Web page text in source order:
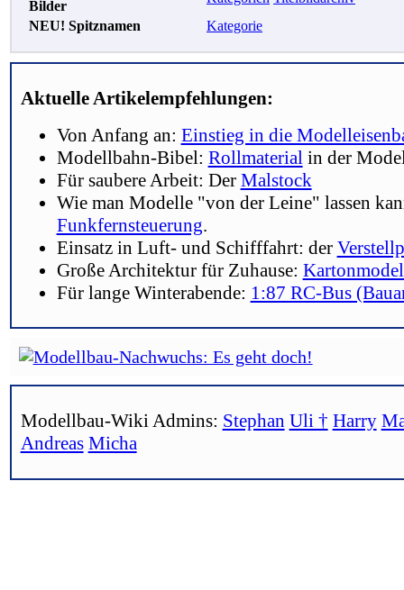
Bilder
NEU! Spitznamen
Kategorie
Aktuelle Artikelempfehlungen:
Von Anfang an: Einstieg in die
Modellbahn-Bibel: Rollmaterial in der
Für saubere Arbeit: Der Malstock
Wie man Modelle "von der Leine" lassen
Funkfernsteuerung.
Einsatz in Luft- und Schifffahrt: der
Große Architektur für Zuhause:
Für lange Winterabende: 1:87 RC-Bus
Modellbau-Wiki Admins: Stephan Uli † Harry
Andreas Micha